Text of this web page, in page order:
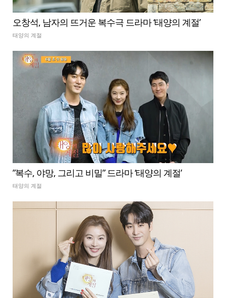
오창석, 남자의 뜨거운 복수극 드라마 ‘태양의 계절’
태양의 계절
”복수, 야망, 그리고 비밀” 드라마 ‘태양의 계절’
태양의 계절